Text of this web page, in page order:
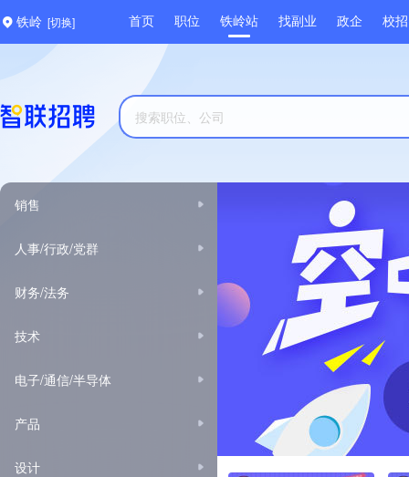
铁岭 [切换] 首页 职位 铁岭站 找副业 政企 校招
销售
人事/行政/党群
财务/法务
技术
电子/通信/半导体
产品
设计